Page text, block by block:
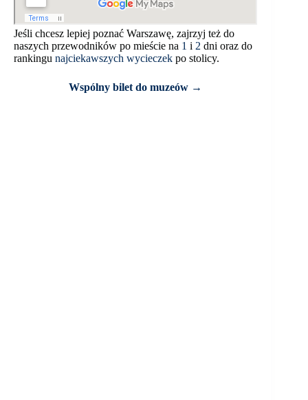
Jeśli chcesz lepiej poznać Warszawę, zajrzyj też do
naszych przewodników po mieście na 1 i 2 dni oraz do
rankingu najciekawszych wycieczek po stolicy.
Wspólny bilet do muzeów →